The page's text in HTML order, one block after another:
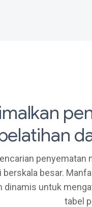
besar.
dinamis untuk
tabel